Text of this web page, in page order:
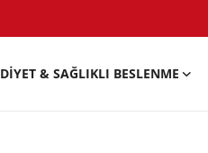
DIYET & SAĞLIKLI BESLENME